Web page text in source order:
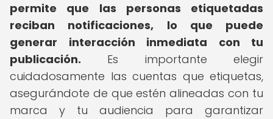
permite que las personas etiquetadas
reciban notificaciones, lo que puede
generar interacción inmediata con tu
publicación. Es importante elegir
cuidadosamente las cuentas que etiquetas,
asegurándote de que estén alineadas con tu
marca y tu audiencia para garantizar